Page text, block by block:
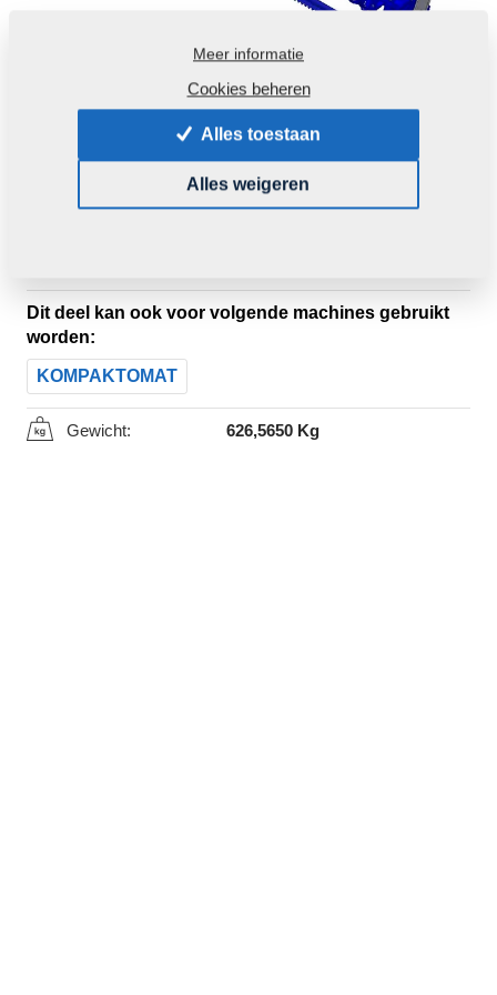
Productcode: 8000990-30114
Dit deel kan ook voor volgende machines gebruikt
worden:
KOMPAKTOMAT
Gewicht: 626,5650 Kg
Meer informatie
Cookies beheren
Alles toestaan
Alles weigeren